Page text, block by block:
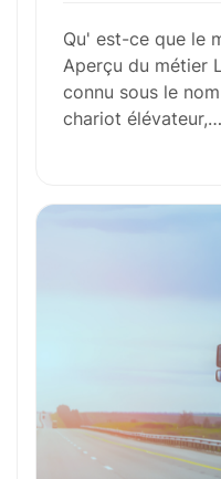
Compétences
Formation et
Perspectives de
Avantages
Qu' est-ce que le
Aperçu du métier
connu sous le
chariot élévateur,…